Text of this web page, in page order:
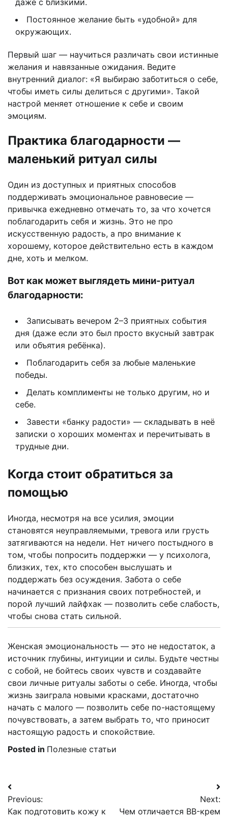
Постоянное желание быть «удобной» для
окружающих.
Первый шаг — научиться различать свои истинные
желания и навязанные ожидания. Ведите
внутренний диалог: «Я выбираю заботиться о себе,
чтобы иметь силы делиться с другими». Такой
настрой меняет отношение к себе и своим
эмоциям.
Практика благодарности —
маленький ритуал силы
Один из доступных и приятных способов
поддерживать эмоциональное равновесие —
привычка ежедневно отмечать то, за что хочется
поблагодарить себя и жизнь. Это не про
искусственную радость, а про внимание к
хорошему, которое действительно есть в каждом
дне, хоть и мелком.
Вот как может выглядеть мини-ритуал
благодарности:
Записывать вечером 2–3 приятных события
дня (даже если это был просто вкусный завтрак
или объятия ребёнка).
Поблагодарить себя за любые маленькие
победы.
Делать комплименты не только другим, но и
себе.
Завести «банку радости» — складывать в неё
записки о хороших моментах и перечитывать в
трудные дни.
Когда стоит обратиться за
помощью
Иногда, несмотря на все усилия, эмоции
становятся неуправляемыми, тревога или грусть
затягиваются на недели. Нет ничего постыдного в
том, чтобы попросить поддержки — у психолога,
близких, тех, кто способен выслушать и
поддержать без осуждения. Забота о себе
начинается с признания своих потребностей, и
порой лучший лайфхак — позволить себе слабость,
чтобы снова стать сильной.
Женская эмоциональность — это не недостаток, а
источник глубины, интуиции и силы. Будьте честны
с собой, не бойтесь своих чувств и создавайте
свои личные ритуалы заботы о себе. Иногда, чтобы
жизнь заиграла новыми красками, достаточно
начать с малого — позволить себе по-настоящему
почувствовать, а затем выбрать то, что приносит
настоящую радость и спокойствие.
Posted in Полезные статьи
Навигация
по
Previous:
Как подготовить кожу к
Next:
Чем отличается BB-крем